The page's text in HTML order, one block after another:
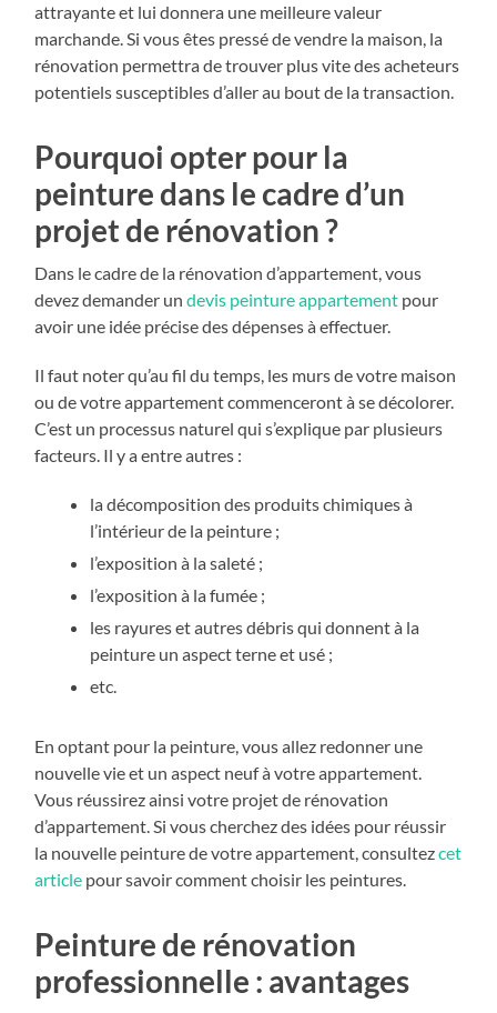
attrayante et lui donnera une meilleure valeur
marchande. Si vous êtes pressé de vendre la maison, la
rénovation permettra de trouver plus vite des acheteurs
potentiels susceptibles d’aller au bout de la transaction.
Pourquoi opter pour la
peinture dans le cadre d’un
projet de rénovation ?
Dans le cadre de la rénovation d’appartement, vous
devez demander undevis peinture appartement pour
avoir une idée précise des dépenses à effectuer.
Il faut noter qu’au fil du temps, les murs de votre maison
ou de votre appartement commenceront à se décolorer.
C’est un processus naturel qui s’explique par plusieurs
facteurs. Il y a entre autres :
la décomposition des produits chimiques à
l’intérieur de la peinture ;
l’exposition à la saleté ;
l’exposition à la fumée ;
les rayures et autres débris qui donnent à la
peinture un aspect terne et usé ;
etc.
En optant pour la peinture, vous allez redonner une
nouvelle vie et un aspect neuf à votre appartement.
Vous réussirez ainsi votre projet de rénovation
d’appartement. Si vous cherchez des idées pour réussir
la nouvelle peinture de votre appartement, consultezcet
article pour savoir comment choisir les peintures.
Peinture de rénovation
professionnelle : avantages